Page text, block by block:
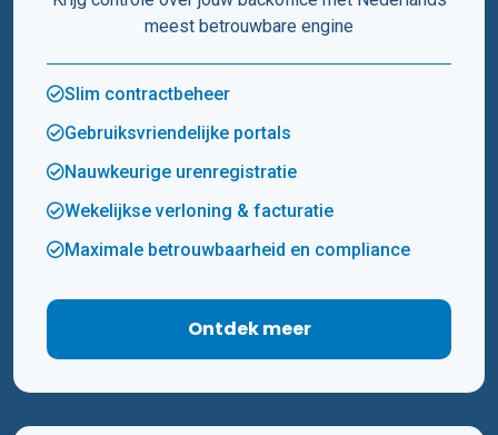
meest betrouwbare engine
Slim contractbeheer
Gebruiksvriendelijke portals
Nauwkeurige urenregistratie
Wekelijkse verloning & facturatie
Maximale betrouwbaarheid en compliance
Ontdek meer